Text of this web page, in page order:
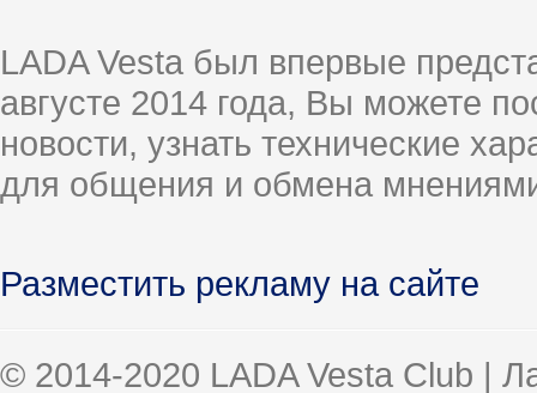
LADA Vesta был впервые
августе 2014 года, Вы можете
новости, узнать технические
для общения и обмена
Разместить рекламу на сайте
© 2014-2020 LADA Vesta Club |